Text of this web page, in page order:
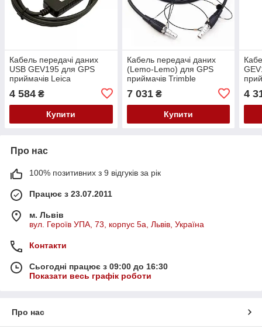
Кабель передачі даних
USB GEV195 для GPS
приймачів Leica
4 584 ₴
Купити
Кабель передачі даних
(Lemo-Lemo) для GPS
приймачів Trimble
7 031₴
Купити
4
Про нас
100% позитивних з 9 відгуків за рік
Працює з 23.07.2011
м. Львів
вул. Героїв УПА, 73, корпус 5а, Львів, Україна
Контакти
Сьогодні працює з 09:00 до 16:30
Показати весь графік роботи
Про нас